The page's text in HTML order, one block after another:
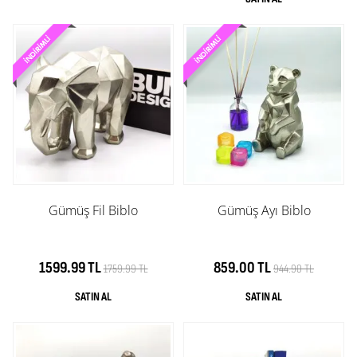
Gümüş Fil Biblo
1599.99 TL1759.99 TL
Gümüş Ayı Biblo
859.00 TL944.90 TL